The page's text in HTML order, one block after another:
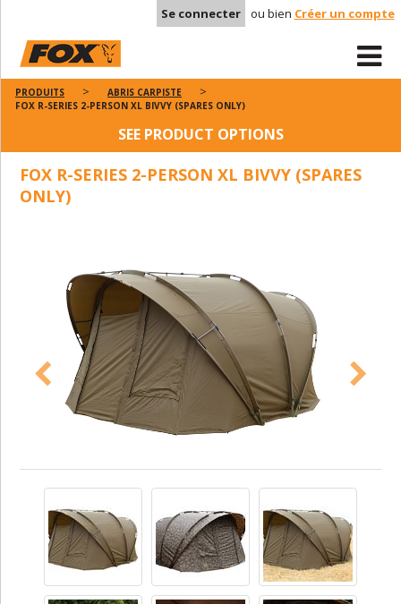
Se connecter ou bien Créer un compte
PRODUITS
ABRIS CARPISTE
FOX R-SERIES 2-PERSON XL BIVVY (SPARES ONLY)
SEE PRODUCT OPTIONS
FOX R-SERIES 2-PERSON XL BIVVY (SPARES
ONLY)